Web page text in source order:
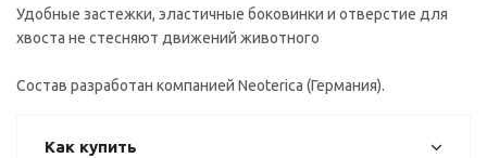
Удобные застежки, эластичные боковинки и отверстие для
хвоста не стесняют движений животного
Состав разработан компанией Neoterica (Германия).
Как купить